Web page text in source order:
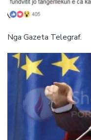
Nga Gazeta Telegraf.